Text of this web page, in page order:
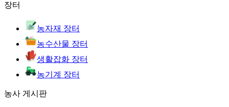
장터
농자재 장터
농수산물 장터
생활잡화 장터
농기계 장터
농사 게시판